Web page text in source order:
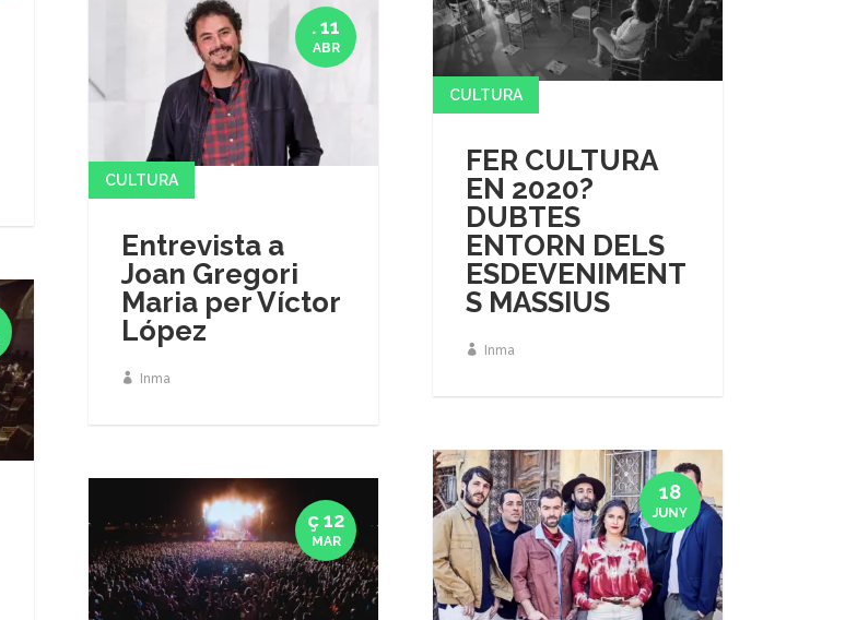
Entrevista a
Joan Gregori
Maria per Víctor
López
CULTURA
Inma
. 11
ABR
ç 12
MAR
FER CULTURA
EN 2020?
DUBTES
ENTORN DELS
ESDEVENIMENT
S MASSIUS
CULTURA
Inma
18
JUNY